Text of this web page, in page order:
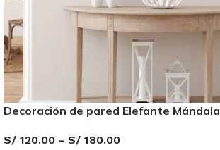
Decoración de pared Elefante Mándala
S/ 120.00 - S/ 180.00